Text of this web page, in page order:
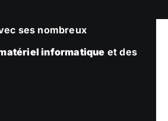
ses nombreux
informatique et des